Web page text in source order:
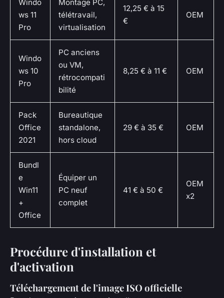
Windo
ws 11
Pro
Montage PC,
télétravail,
virtualisation
12,25 € à 15
€
OEM
Windo
ws 10
Pro
PC anciens
ou VM,
rétrocompati
bilité
8,25 € à 11 € OEM
Pack
Office
2021
Bureautique
standalone,
hors cloud
29 € à 35 € OEM
Bundl
e
Win11
+
Office
Équiper un
PC neuf
complet
41 € à 50 €
OEM
x2
Procédure d'installation et
d'activation
Téléchargement de l'image ISO officielle